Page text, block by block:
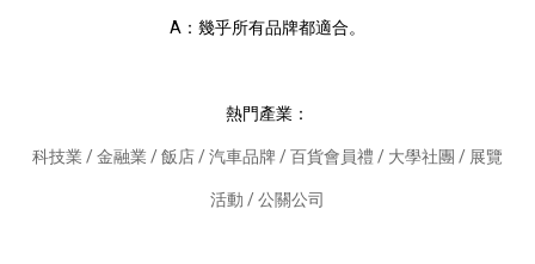
A：幾乎所有品牌都適合。
熱門產業：
科技業 / 金融業 / 飯店 / 汽車品牌 / 百貨會員禮 / 大學社團 / 展覽
活動 / 公關公司